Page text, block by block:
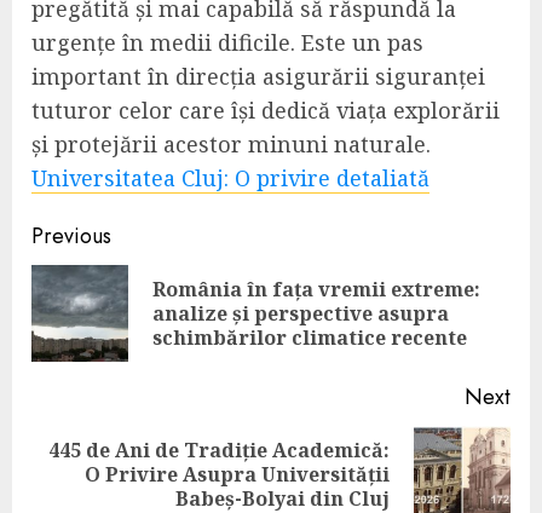
pregătită și mai capabilă să răspundă la
urgențe în medii dificile. Este un pas
important în direcția asigurării siguranței
tuturor celor care își dedică viața explorării
și protejării acestor minuni naturale.
Universitatea Cluj: O privire detaliată
Continue
Reading
Previous
România în fața vremii extreme:
analize și perspective asupra
schimbărilor climatice recente
Next
Next
445 de Ani de Tradiție Academică:
O Privire Asupra Universității
Babeș-Bolyai din Cluj